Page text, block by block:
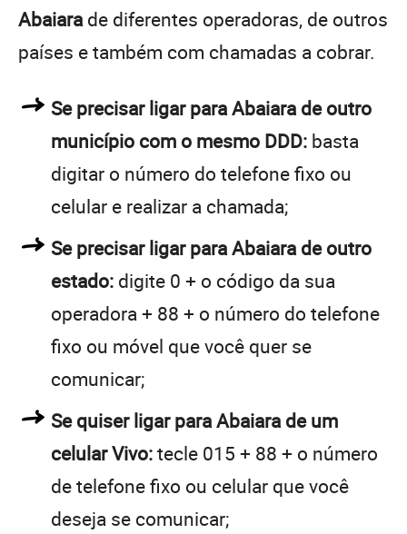
Abaiara de diferentes operadoras, de outros
países e também com chamadas a cobrar.
Se precisar ligar para Abaiara de outro
município com o mesmo DDD: basta
digitar o número do telefone fixo ou
celular e realizar a chamada;
Se precisar ligar para Abaiara de outro
estado: digite 0 + o código da sua
operadora + 88 + o número do telefone
fixo ou móvel que você quer se
comunicar;
Se quiser ligar para Abaiara de um
celular Vivo:tecle 015 + 88 + o número
de telefone fixo ou celular que você
deseja se comunicar;